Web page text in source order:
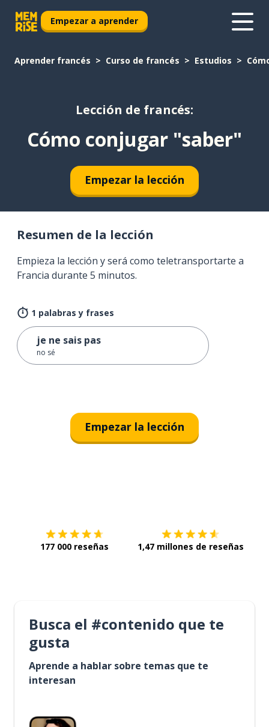
Empezar a aprender
Aprender francés Curso de francés Estudios
Lección de francés:
Cómo conjugar "saber"
Empezar la lección
Resumen de la lección
Empieza la lección y será como teletransportarte a
Francia durante 5 minutos.
1 palabras y frases
je ne sais pas
no sé
Empezar la lección
177 000 reseñas 1,47 millones de reseñas
Busca el #contenido que te
gusta
Aprende a hablar sobre temas que te
interesan